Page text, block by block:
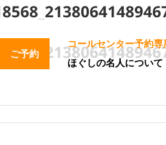
ご予約
コールセンター予約
ほぐしの名人について